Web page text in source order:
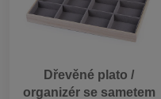
Dřevěné plato /
organizér se sametem